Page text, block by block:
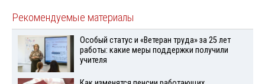
Рекомендуемые материалы
Особый статус и «Ветеран труда» за 25 лет
работы: какие меры поддержки получили
учителя